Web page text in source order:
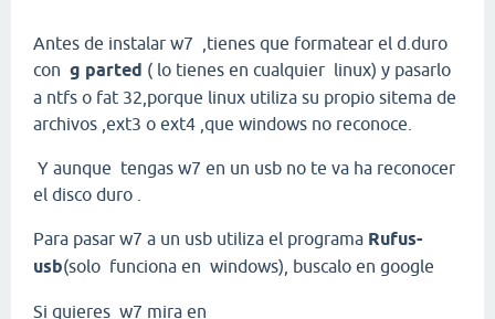
Antes de instalar w7 ,tienes que formatear el d.duro
con g parted ( lo tienes en cualquier linux) y pasarlo
a ntfs o fat 32,porque linux utiliza su propio sitema de
archivos ,ext3 o ext4 ,que windows no reconoce.
Y aunque tengas w7 en un usb no te va ha reconocer
el disco duro .
Para pasar w7 a un usb utiliza el programa Rufus-
usb(solo funciona en windows), buscalo en google
Si quieres w7 mira en